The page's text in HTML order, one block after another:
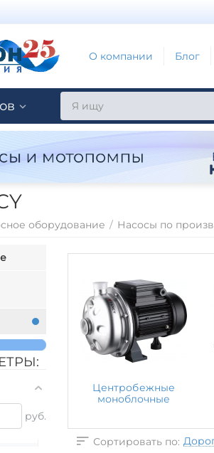
О компании Блог
оборудование / Насосы по
руб.
Центробежные
моноблочные
Сортировать по: